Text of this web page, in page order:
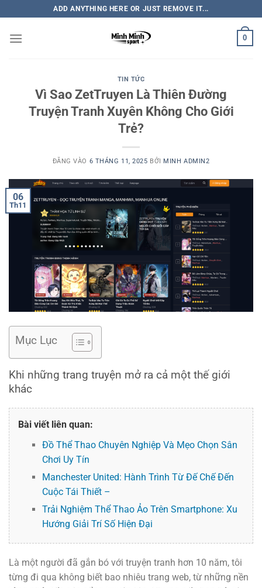
qua
nội
ADD ANYTHING HERE OR JUST REMOVE IT...
0
TIN TỨC
Vì Sao ZetTruyen Là Thiên Đường
Truyện Tranh Xuyên Không Cho Giới
Trẻ?
ĐĂNG VÀO 6 THÁNG 11, 2025 BỞI MINH ADMIN2
06
Th11
Mục Lục
Khi những trang truyện mở ra cả một thế giới
khác
Bài viết liên quan:
Đồ Thể Thao Chuyên Nghiệp Và Mẹo Chọn Sân
Chơi Uy Tín
Manchester United: Hành Trình Từ Đế Chế Đến
Cuộc Tái Thiết –
Trải Nghiệm Thể Thao Ảo Trên Smartphone: Xu
Hướng Giải Trí Số Hiện Đại
Là một người đã gắn bó với truyện tranh hơn 10 năm, tôi
từng đi qua không biết bao nhiêu trang web, từ những nền